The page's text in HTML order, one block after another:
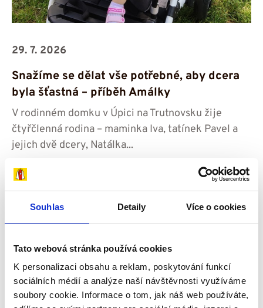
Souhlas Detaily Více o cookies
Tato webová stránka používá cookies
K personalizaci obsahu a reklam, poskytování funkcí
sociálních médií a analýze naší návštěvnosti využíváme
soubory cookie. Informace o tom, jak náš web používáte,
29. 7. 2026
Snažíme se dělat vše potřebné, aby dcera
byla šťastná – příběh Amálky
V rodinném domku v Úpici na Trutnovsku žije
čtyřčlenná rodina – maminka Iva, tatínek Pavel a
jejich dvě dcery, Natálka...
Číst více